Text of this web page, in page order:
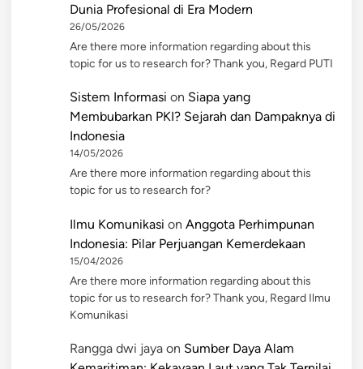
Dunia Profesional di Era Modern
26/05/2026
Are there more information regarding about this
topic for us to research for? Thank you, Regard PUTI
Sistem Informasi on Siapa yang
Membubarkan PKI? Sejarah dan Dampaknya di
Indonesia
14/05/2026
Are there more information regarding about this
topic for us to research for?
Ilmu Komunikasi on Anggota Perhimpunan
Indonesia: Pilar Perjuangan Kemerdekaan
15/04/2026
Are there more information regarding about this
topic for us to research for? Thank you, Regard Ilmu
Komunikasi
Rangga dwi jaya on Sumber Daya Alam